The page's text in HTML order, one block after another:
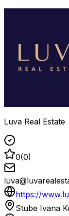
Luva Real Estate
0(0)
https://
Stube Ivana